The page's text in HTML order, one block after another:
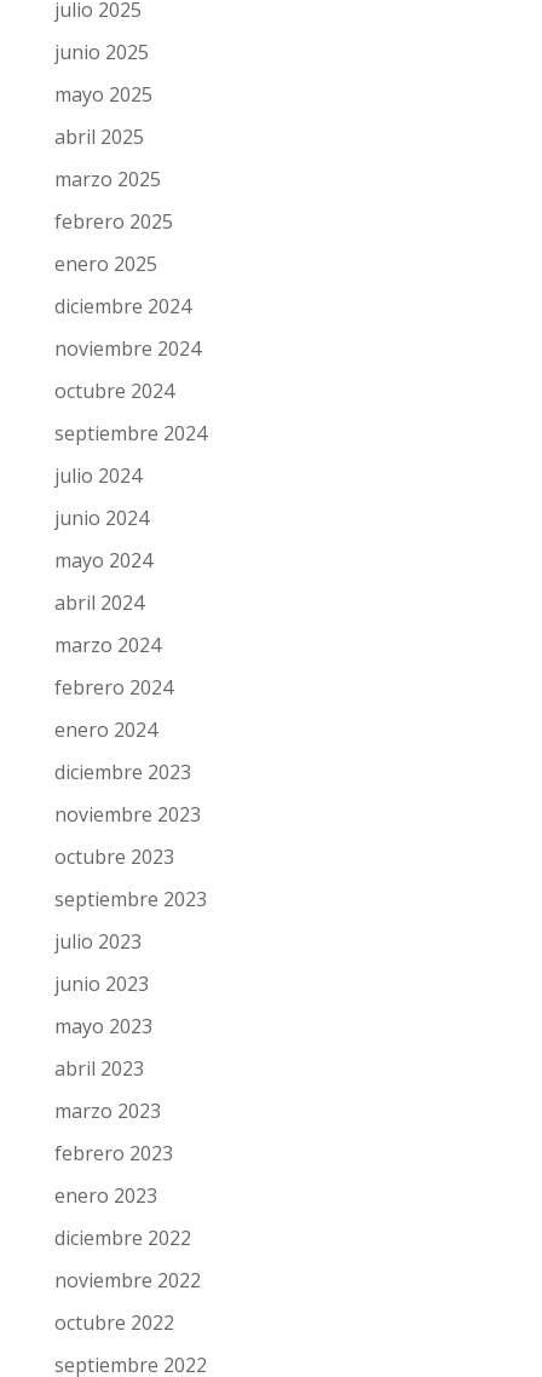
febrero 2026
enero 2026
noviembre 2025
octubre 2025
septiembre 2025
julio 2025
junio 2025
mayo 2025
abril 2025
marzo 2025
febrero 2025
enero 2025
diciembre 2024
noviembre 2024
octubre 2024
septiembre 2024
julio 2024
junio 2024
mayo 2024
abril 2024
marzo 2024
febrero 2024
enero 2024
diciembre 2023
noviembre 2023
octubre 2023
septiembre 2023
julio 2023
junio 2023
mayo 2023
abril 2023
marzo 2023
febrero 2023